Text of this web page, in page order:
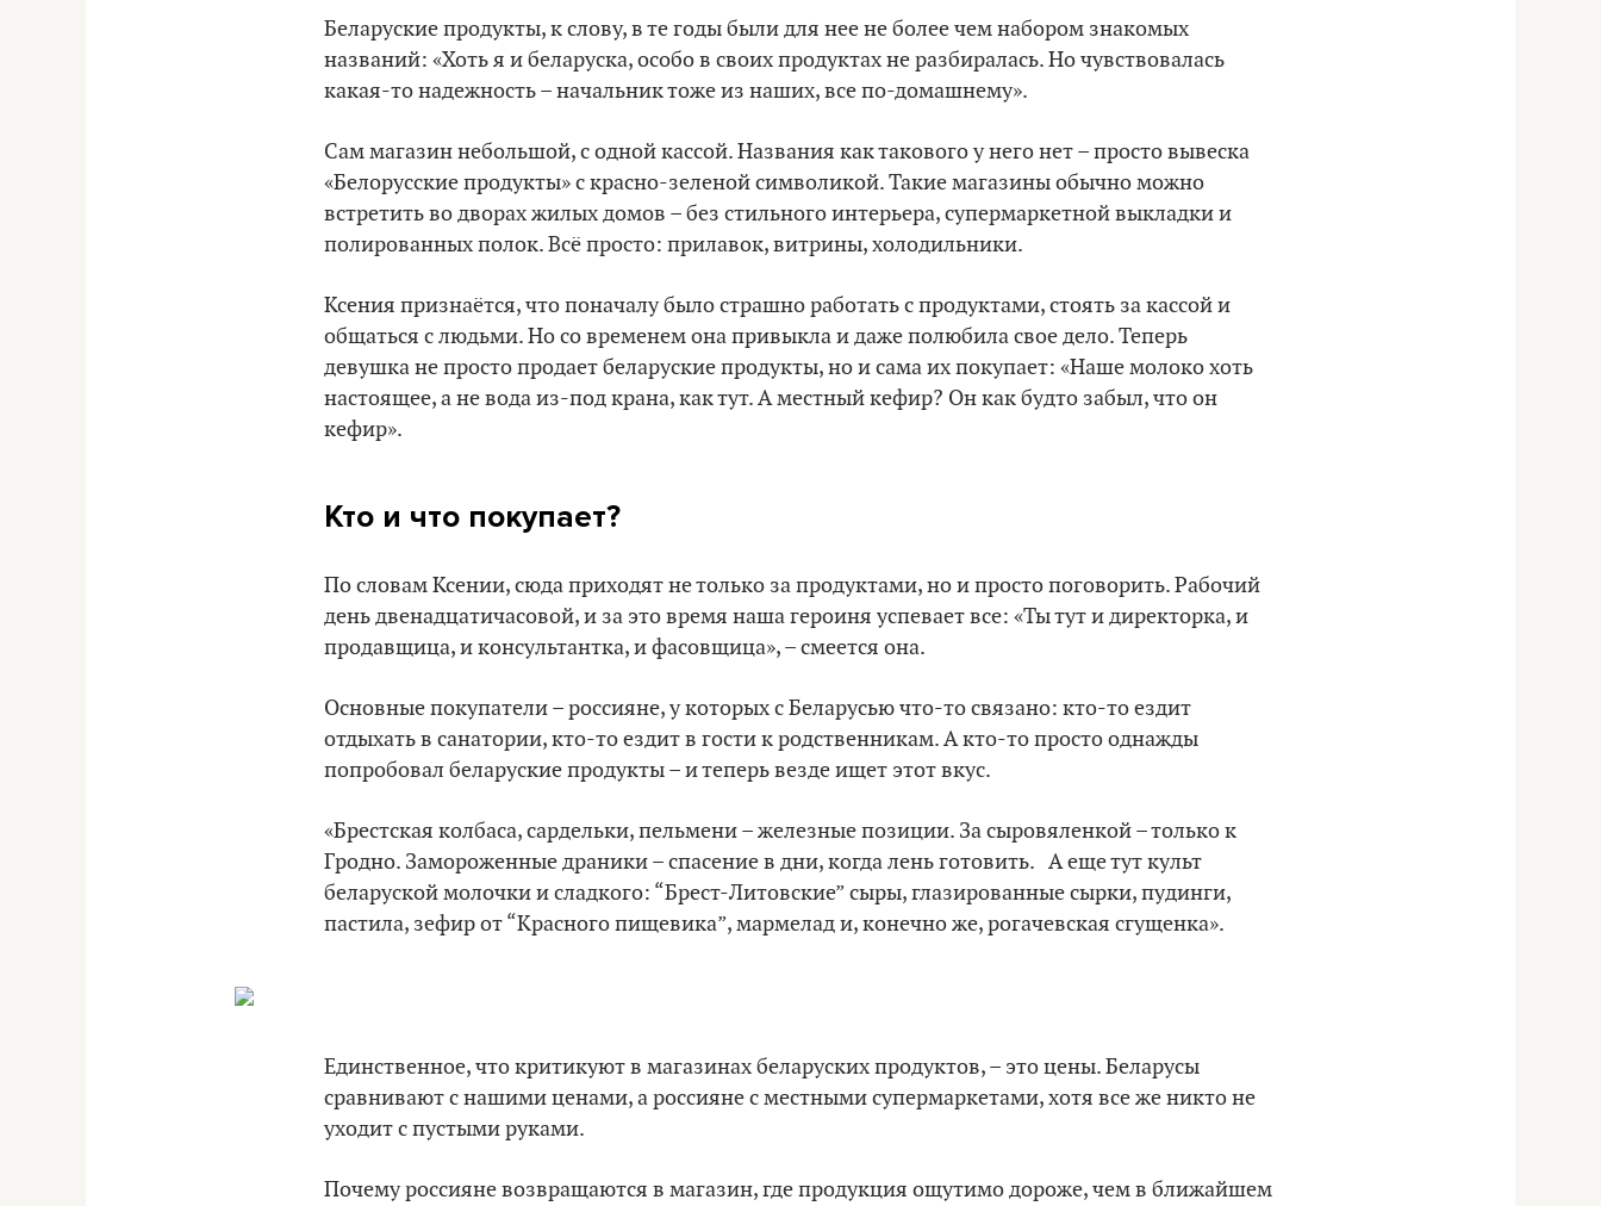
Беларуские продукты, к слову, в те годы были для нее не более чем набором знакомых
названий: «Хоть я и беларуска, особо в своих продуктах не разбиралась. Но чувствовалась
какая-то надежность – начальник тоже из наших, все по-домашнему».
Сам магазин небольшой, с одной кассой. Названия как такового у него нет – просто вывеска
«Белорусские продукты» с красно-зеленой символикой. Такие магазины обычно можно
встретить во дворах жилых домов – без стильного интерьера, супермаркетной выкладки и
полированных полок. Всё просто: прилавок, витрины, холодильники.
Ксения признаётся, что поначалу было страшно работать с продуктами, стоять за кассой и
общаться с людьми. Но со временем она привыкла и даже полюбила свое дело. Теперь
девушка не просто продает беларуские продукты, но и сама их покупает: «Наше молоко хоть
настоящее, а не вода из-под крана, как тут. А местный кефир? Он как будто забыл, что он
кефир».
Кто и что покупает?
По словам Ксении, сюда приходят не только за продуктами, но и просто поговорить. Рабочий
день двенадцатичасовой, и за это время наша героиня успевает все: «Ты тут и директорка, и
продавщица, и консультантка, и фасовщица», – смеется она.
Основные покупатели – россияне, у которых с Беларусью что-то связано: кто-то ездит
отдыхать в санатории, кто-то ездит в гости к родственникам. А кто-то просто однажды
попробовал беларуские продукты – и теперь везде ищет этот вкус.
«Брестская колбаса, сардельки, пельмени – железные позиции. За сыровяленкой – только к
Гродно. Замороженные драники – спасение в дни, когда лень готовить. А еще тут культ
беларуской молочки и сладкого: “Брест-Литовские” сыры, глазированные сырки, пудинги,
пастила, зефир от “Красного пищевика”, мармелад и, конечно же, рогачевская сгущенка».
Единственное, что критикуют в магазинах беларуских продуктов, – это цены. Беларусы
сравнивают с нашими ценами, а россияне с местными супермаркетами, хотя все же никто не
уходит с пустыми руками.
Почему россияне возвращаются в магазин, где продукция ощутимо дороже, чем в ближайшем